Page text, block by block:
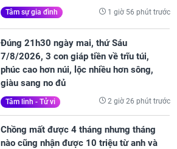
Tâm sự gia đình 1 giờ 56 phút trước
Đúng 21h30 ngày mai, thứ Sáu
7/8/2026, 3 con giáp tiền về trĩu túi,
phúc cao hơn núi, lộc nhiều hơn sông,
giàu sang no đủ
Tâm linh - Tử vi 2 giờ 26 phút trước
Chồng mất được 4 tháng nhưng tháng
nào cũng nhận được 10 triệu từ anh và